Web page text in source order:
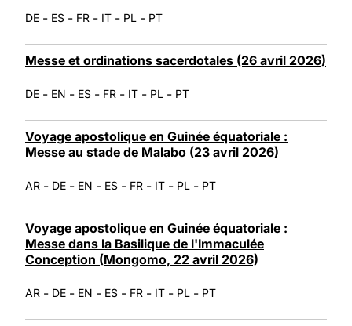
DE - ES - FR - IT - PL - PT
Messe et ordinations sacerdotales (26 avril 2026)
DE - EN - ES - FR - IT - PL - PT
Voyage apostolique en Guinée équatoriale :
Messe au stade de Malabo (23 avril 2026)
AR - DE - EN - ES - FR - IT - PL - PT
Voyage apostolique en Guinée équatoriale :
Messe dans la Basilique de l'Immaculée
Conception (Mongomo, 22 avril 2026)
AR - DE - EN - ES - FR - IT - PL - PT